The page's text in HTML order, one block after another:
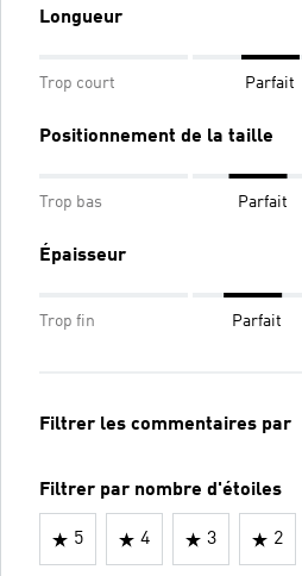
Longueur
Trop court Parfait
Positionnement de la taille
Trop bas Parfait
Épaisseur
Trop fin Parfait
Filtrer les commentaires par
Filtrer par nombre d'étoiles
5 4 3 2